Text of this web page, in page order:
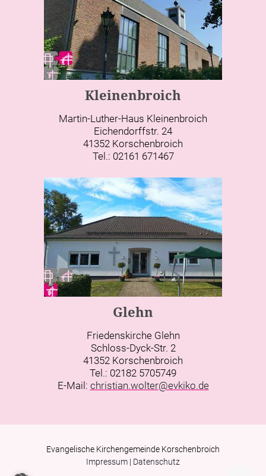
Kleinenbroich
Martin-Luther-Haus Kleinenbroich
Eichendorffstr. 24
41352 Korschenbroich
Tel.: 02161 671467
Glehn
Friedenskirche Glehn
Schloss-Dyck-Str. 2
41352 Korschenbroich
Tel.: 02182 5705749
E-Mail: christian.wolter@evkiko.de
Evangelische Kirchengemeinde Korschenbroich
Impressum | Datenschutz